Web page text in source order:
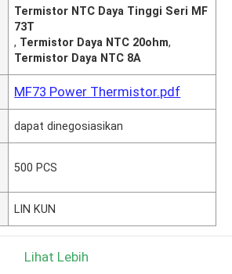
Termistor NTC Daya Tinggi Seri MF
73T
, Termistor Daya NTC 20ohm,
Termistor Daya NTC 8A
MF73 Power Thermistor.pdf
dapat dinegosiasikan
500 PCS
LIN KUN
Lihat Lebih